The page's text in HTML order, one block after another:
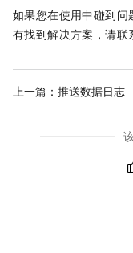
如果您在使用中碰到问
有找到解决方案，请联
上一篇： 推送数据日志